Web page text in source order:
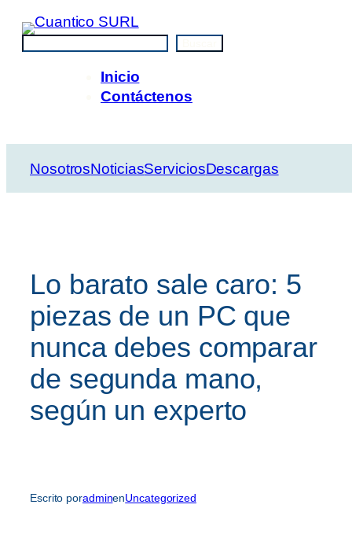
Saltar
contenido
Inicio
Contáctenos
NosotrosNoticiasServiciosDescargas
Lo barato sale caro: 5
piezas de un PC que
nunca debes comparar
de segunda mano,
según un experto
Escrito poradminenUncategorized